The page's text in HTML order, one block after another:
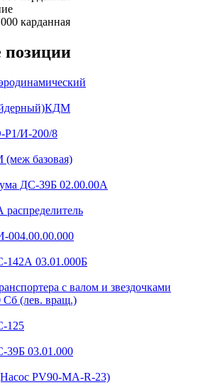
карданная
И-200/8
базовая)
ДС-39Б 02.00.00А
004.00.00.000
142А 03.01.000Б
с валом и звездочками
(лев. вращ.)
125
03.01.000
PV90-MA-R-23)